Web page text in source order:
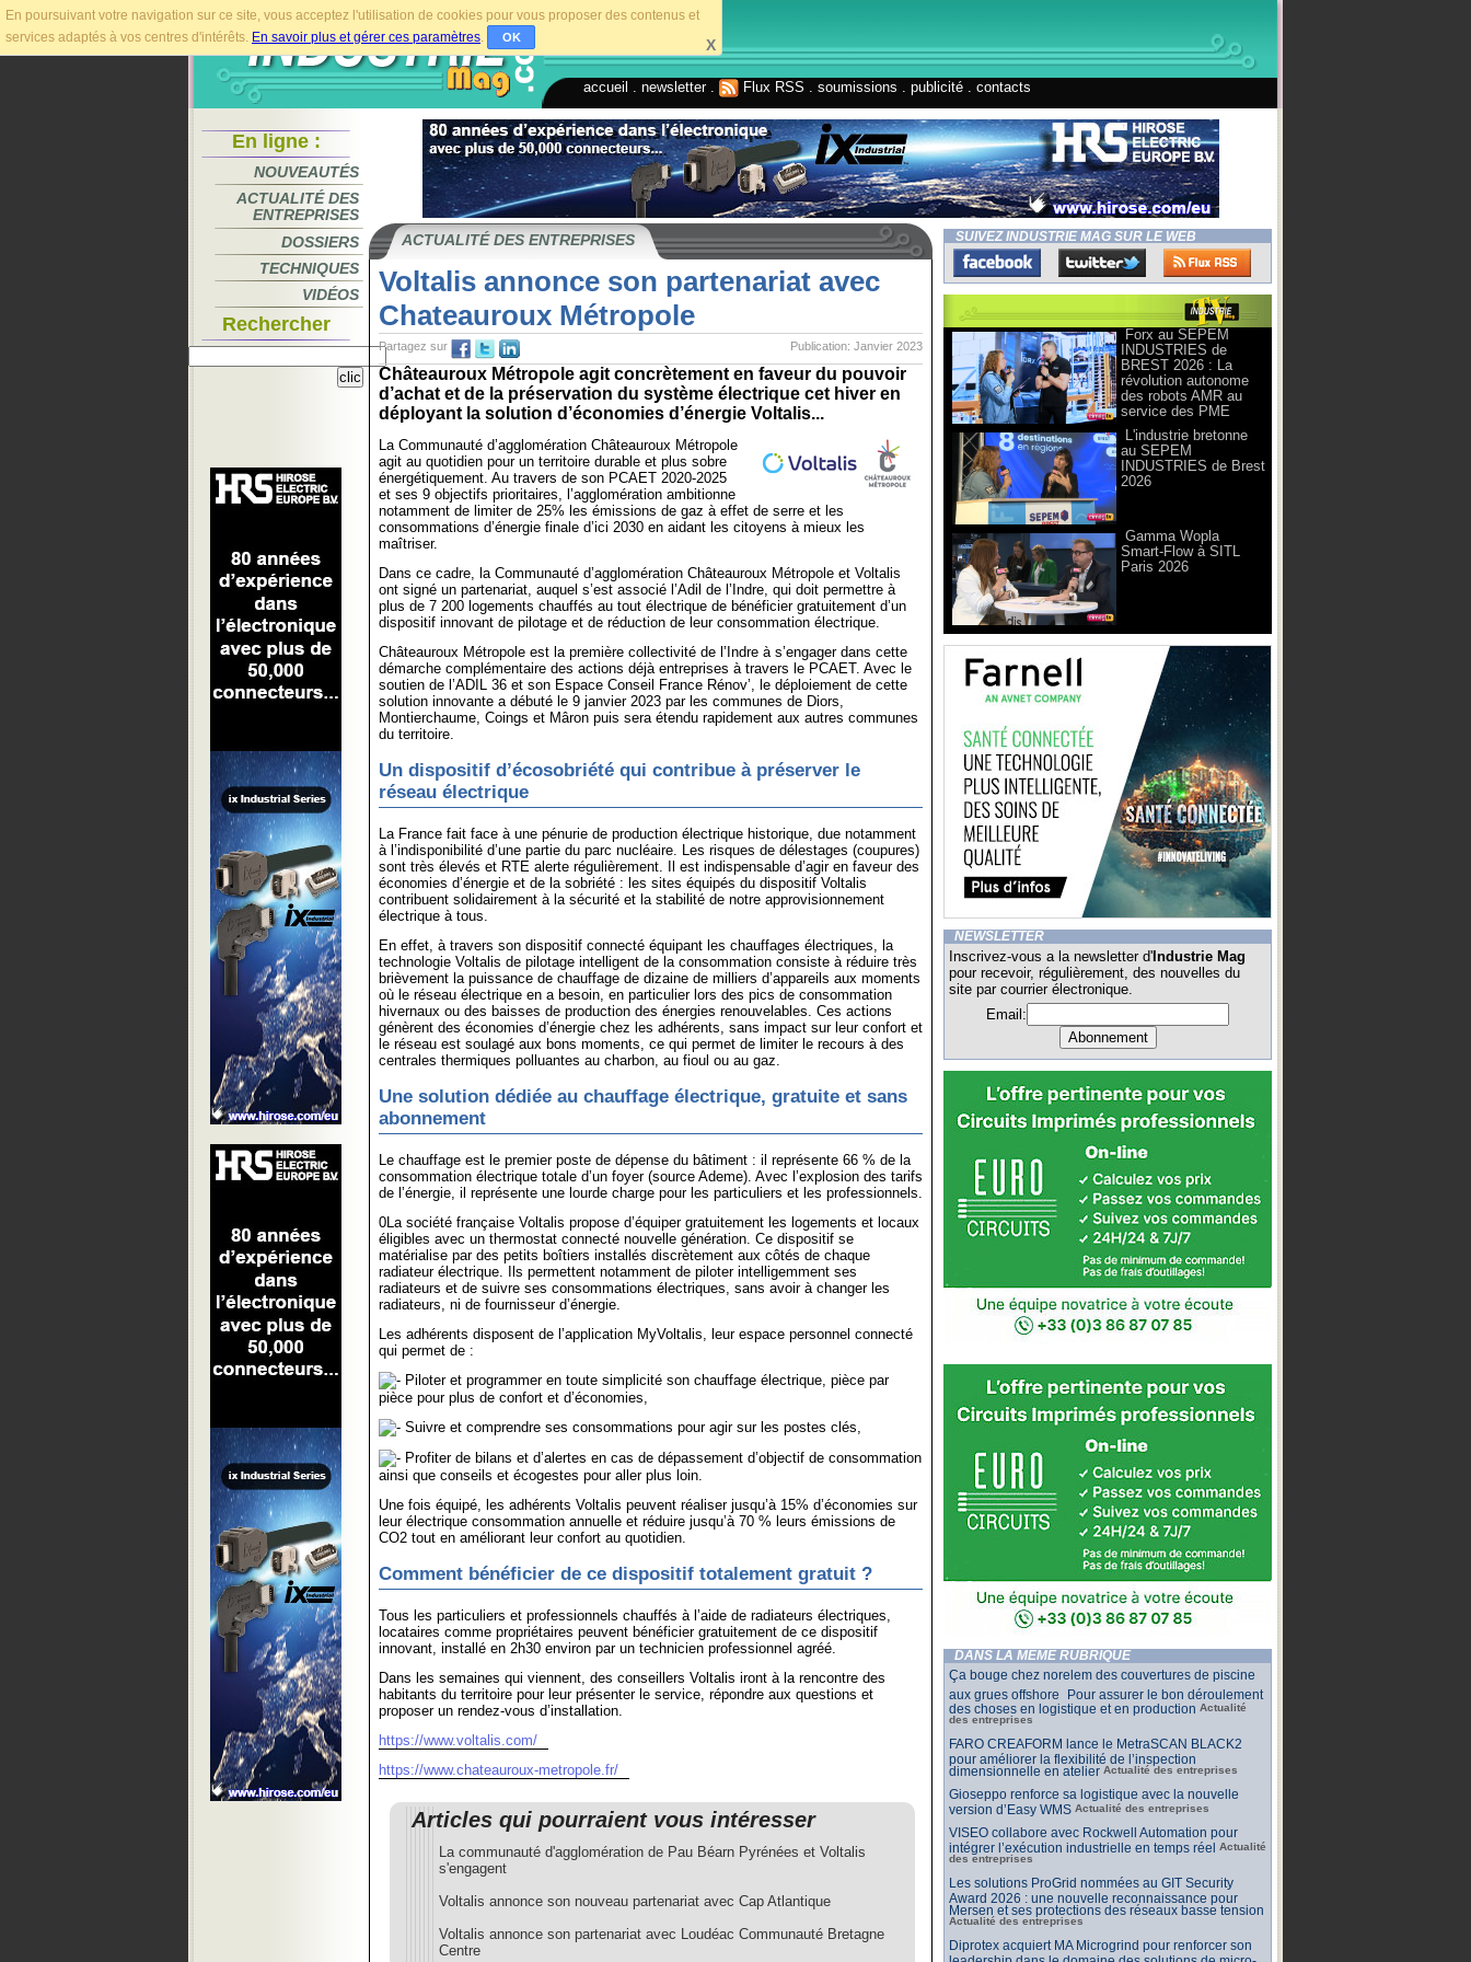
En poursuivant votre navigation sur ce site, vous acceptez l'utilisation de cookies pour vous proposer des contenus et
services adaptés à vos centres d'intérêts. En savoir plus et gérer ces paramètres. OK X
accueil newsletter. Flux RSS soumissions publicité contacts
En ligne :
NOUVEAUTÉS
ACTUALITÉ DES
ENTREPRISES
DOSSIERS
TECHNIQUES
VIDÉOS
Rechercher
ACTUALITÉ DES ENTREPRISES
Voltalis annonce son partenariat avec
Chateauroux Métropole
Publication: Janvier 2023
Partagez sur
Châteauroux Métropole agit concrètement en faveur du pouvoir
d’achat et de la préservation du système électrique cet hiver en
déployant la solution d’économies d’énergie Voltalis...
La Communauté d’agglomération Châteauroux Métropole
agit au quotidien pour un territoire durable et plus sobre
énergétiquement. Au travers de son PCAET 2020-2025
et ses 9 objectifs prioritaires, l’agglomération ambitionne
notamment de limiter de 25% les émissions de gaz à effet de serre et les
consommations d’énergie finale d’ici 2030 en aidant les citoyens à mieux les
maîtriser.
Dans ce cadre, la Communauté d’agglomération Châteauroux Métropole et Voltalis
ont signé un partenariat, auquel s’est associé l’Adil de l’Indre, qui doit permettre à
plus de 7 200 logements chauffés au tout électrique de bénéficier gratuitement d’un
dispositif innovant de pilotage et de réduction de leur consommation électrique.
Châteauroux Métropole est la première collectivité de l’Indre à s’engager dans cette
démarche complémentaire des actions déjà entreprises à travers le PCAET. Avec le
soutien de l’ADIL 36 et son Espace Conseil France Rénov’, le déploiement de cette
solution innovante a débuté le 9 janvier 2023 par les communes de Diors,
Montierchaume, Coings et Mâron puis sera étendu rapidement aux autres communes
du territoire.
Un dispositif d’écosobriété qui contribue à préserver le
réseau électrique
La France fait face à une pénurie de production électrique historique, due notamment
à l’indisponibilité d’une partie du parc nucléaire. Les risques de délestages (coupures)
sont très élevés et RTE alerte régulièrement. Il est indispensable d’agir en faveur des
économies d’énergie et de la sobriété : les sites équipés du dispositif Voltalis
contribuent solidairement à la sécurité et la stabilité de notre approvisionnement
électrique à tous.
En effet, à travers son dispositif connecté équipant les chauffages électriques, la
technologie Voltalis de pilotage intelligent de la consommation consiste à réduire très
brièvement la puissance de chauffage de dizaine de milliers d’appareils aux moments
où le réseau électrique en a besoin, en particulier lors des pics de consommation
hivernaux ou des baisses de production des énergies renouvelables. Ces actions
génèrent des économies d’énergie chez les adhérents, sans impact sur leur confort et
le réseau est soulagé aux bons moments, ce qui permet de limiter le recours à des
centrales thermiques polluantes au charbon, au fioul ou au gaz.
Une solution dédiée au chauffage électrique, gratuite et sans
abonnement
Le chauffage est le premier poste de dépense du bâtiment : il représente 66 % de la
consommation électrique totale d’un foyer (source Ademe). Avec l’explosion des tarifs
de l’énergie, il représente une lourde charge pour les particuliers et les professionnels.
0La société française Voltalis propose d’équiper gratuitement les logements et locaux
éligibles avec un thermostat connecté nouvelle génération. Ce dispositif se
matérialise par des petits boîtiers installés discrètement aux côtés de chaque
radiateur électrique. Ils permettent notamment de piloter intelligemment ses
radiateurs et de suivre ses consommations électriques, sans avoir à changer les
radiateurs, ni de fournisseur d’énergie.
Les adhérents disposent de l’application MyVoltalis, leur espace personnel connecté
qui permet de :
Piloter et programmer en toute simplicité son chauffage électrique, pièce par
pièce pour plus de confort et d’économies,
Suivre et comprendre ses consommations pour agir sur les postes clés,
Profiter de bilans et d’alertes en cas de dépassement d’objectif de consommation
ainsi que conseils et écogestes pour aller plus loin.
Une fois équipé, les adhérents Voltalis peuvent réaliser jusqu’à 15% d’économies sur
leur électrique consommation annuelle et réduire jusqu’à 70 % leurs émissions de
CO2 tout en améliorant leur confort au quotidien.
Comment bénéficier de ce dispositif totalement gratuit ?
Tous les particuliers et professionnels chauffés à l’aide de radiateurs électriques,
locataires comme propriétaires peuvent bénéficier gratuitement de ce dispositif
innovant, installé en 2h30 environ par un technicien professionnel agréé.
Dans les semaines qui viennent, des conseillers Voltalis iront à la rencontre des
habitants du territoire pour leur présenter le service, répondre aux questions et
proposer un rendez-vous d’installation.
https://www.voltalis.com/
https://www.chateauroux-metropole.fr/
Articles qui pourraient vous intéresser
La communauté d'agglomération de Pau Béarn Pyrénées et Voltalis
s'engagent
Voltalis annonce son nouveau partenariat avec Cap Atlantique
Voltalis annonce son partenariat avec Loudéac Communauté Bretagne
Centre
SUIVEZ INDUSTRIE MAG SUR LE WEB
Forx au SEPEM
INDUSTRIES de
BREST 2026 : La
révolution autonome
des robots AMR au
service des PME
L'industrie bretonne
au SEPEM
INDUSTRIES de Brest
2026
Gamma Wopla
Smart-Flow à SITL
Paris 2026
NEWSLETTER
Inscrivez-vous a la newsletter d' Industrie Mag
pour recevoir, régulièrement, des nouvelles du
site par courrier électronique.
Email:
DANS LA MÊME RUBRIQUE
Ça bouge chez norelem des couvertures de piscine
aux grues offshore Pour assurer le bon déroulement
des choses en logistique et en production Actualité
des entreprises
FARO CREAFORM lance le MetraSCAN BLACK2
pour améliorer la flexibilité de l’inspection
dimensionnelle en atelier Actualité des entreprises
Gioseppo renforce sa logistique avec la nouvelle
version d’Easy WMS Actualité des entreprises
VISEO collabore avec Rockwell Automation pour
intégrer l’exécution industrielle en temps réel Actualité
des entreprises
Les solutions ProGrid nommées au GIT Security
Award 2026 : une nouvelle reconnaissance pour
Mersen et ses protections des réseaux basse tension
Actualité des entreprises
Diprotex acquiert MA Microgrind pour renforcer son
leadership dans le domaine des solutions de micro-